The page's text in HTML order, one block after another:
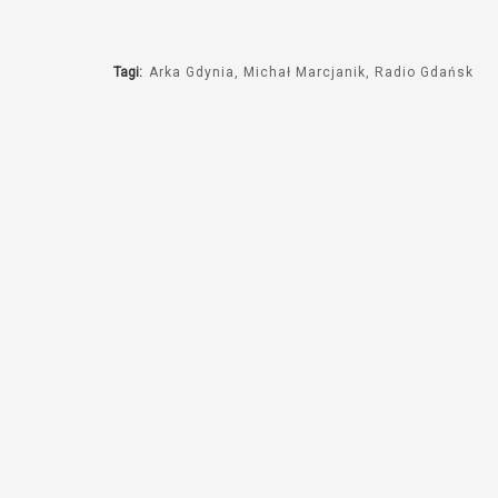
Tagi: Arka Gdynia Michał Marcjanik Radio Gdańsk